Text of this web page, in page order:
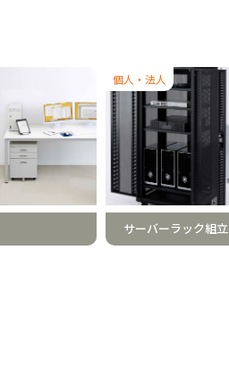
個人・法人
サーバーラック組立